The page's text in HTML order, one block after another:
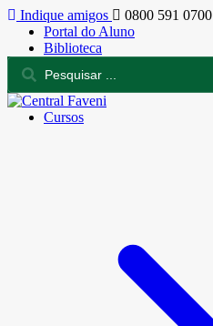
Indique amigos
0800 591 0700
Portal do Aluno
Biblioteca
Cursos